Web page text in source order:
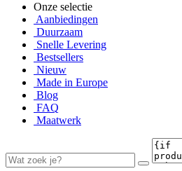
Onze selectie
Aanbiedingen
Duurzaam
Snelle Levering
Bestsellers
Nieuw
Made in Europe
Blog
FAQ
Maatwerk